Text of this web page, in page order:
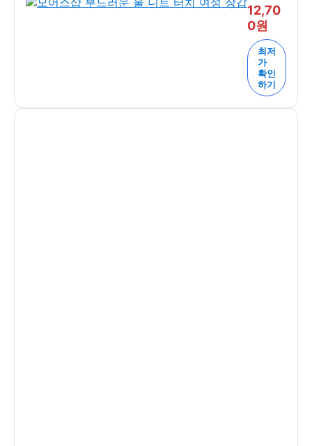
12,70
0원
최저
가
확인
하기